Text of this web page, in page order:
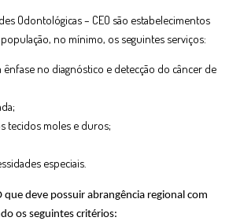
Odontológicas – CEO são estabelecimentos
no mínimo, os seguintes serviços:
ênfase no diagnóstico e detecção do câncer de
tecidos moles e duros;
especiais.
que deve possuir abrangência regional com
os seguintes critérios: